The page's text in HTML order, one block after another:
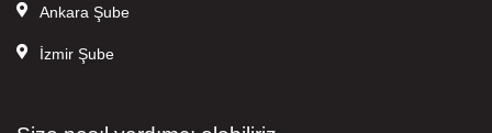
Ankara Şube
İzmir Şube